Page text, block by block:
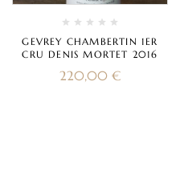
GEVREY CHAMBERTIN 1ER
CRU DENIS MORTET 2016
220,00 €